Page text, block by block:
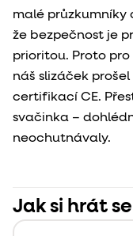
malé průzkumníky
že bezpečnost je
prioritou. Proto
náš slizáček
certifikací CE.
svačinka –
neochutnávaly.
Jak si hrát